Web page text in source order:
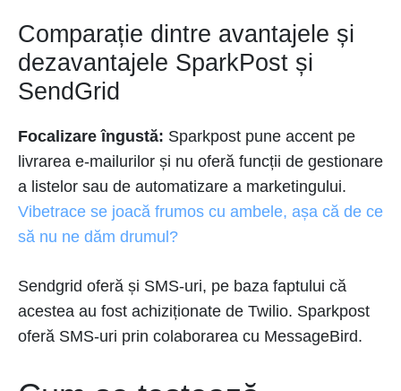
Comparație dintre avantajele și
dezavantajele SparkPost și
SendGrid
Focalizare îngustă: Sparkpost pune accent pe
livrarea e-mailurilor și nu oferă funcții de gestionare
a listelor sau de automatizare a marketingului.
Vibetrace se joacă frumos cu ambele, așa că de ce
să nu ne dăm drumul?
Sendgrid oferă și SMS-uri, pe baza faptului că
acestea au fost achiziționate de Twilio. Sparkpost
oferă SMS-uri prin colaborarea cu MessageBird.